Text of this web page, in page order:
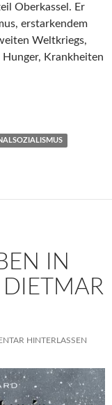
Oberkassel. Er
erstarkendem
Weltkriegs,
Krankheiten
1935 – 1945 von
IN
HINTERLASSEN